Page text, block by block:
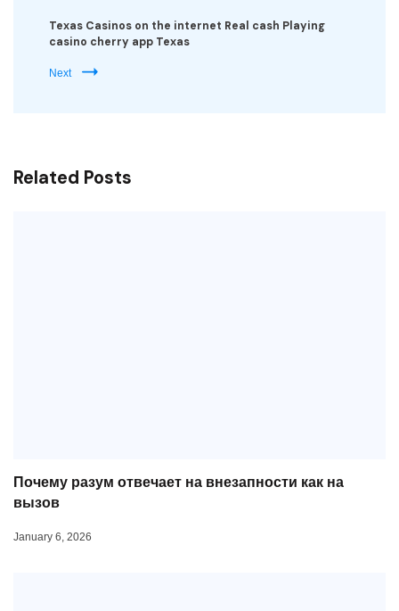
Texas Casinos on the internet Real cash Playing
casino cherry app Texas
Next
Related Posts
Почему разум отвечает на внезапности как на
вызов
January 6, 2026